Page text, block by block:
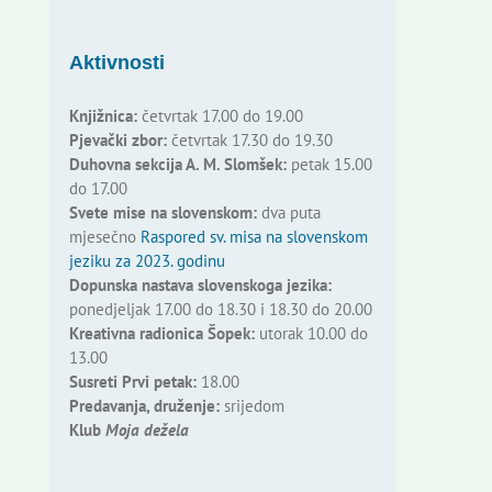
Aktivnosti
Knjižnica:četvrtak 17.00 do 19.00
Pjevački zbor:četvrtak 17.30 do 19.30
Duhovna sekcija A. M. Slomšek:petak 15.00
do 17.00
Svete mise na slovenskom:dva puta
mjesečno Raspored sv. misa na slovenskom
jeziku za 2023. godinu
Dopunska nastava slovenskoga jezika:
ponedjeljak 17.00 do 18.30 i 18.30 do 20.00
Kreativna radionica Šopek:utorak 10.00 do
13.00
Susreti Prvi petak:18.00
Predavanja, druženje:srijedom
Klub Moja dežela